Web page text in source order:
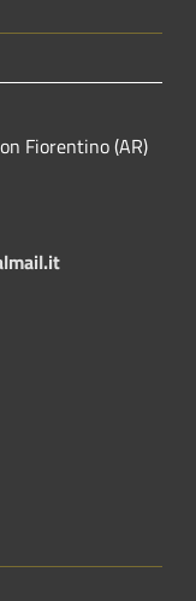
Fiorentino (AR)